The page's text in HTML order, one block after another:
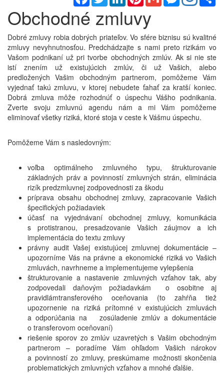
Obchodné zmluvy
Dobré zmluvy robia dobrých priateľov. Vo sfére biznisu sú kvalitné
zmluvy nevyhnutnosťou. Predchádzajte s nami preto rizikám vo
Vašom podnikaní už pri tvorbe obchodných zmlúv. Ak si nie ste
istí znením už existujúcich zmlúv, či už Vašich, alebo
predložených Vašim obchodným partnerom, pomôžeme Vám
vyjednať takú zmluvu, v ktorej nebudete ťahať za kratší koniec.
Dobrá zmluva môže rozhodnúť o úspechu Vášho podnikania.
Zverte svoju zmluvnú agendu nám a mi Vám pomôžeme
eliminovať všetky riziká, ktoré stoja v ceste k Vášmu úspechu.
Pomôžeme Vám s nasledovným:
voľba optimálneho zmluvného typu, štrukturovanie
základných práv a povinností zmluvných strán, eliminácia
rizík predzmluvnej zodpovednosti za škodu
príprava obsahu obchodnej zmluvy, zapracovanie Vašich
špecifických požiadaviek
účasť na vyjednávaní obchodnej zmluvy, komunikácia
s protistranou, presadzovanie Vašich záujmov a ich
implementácia do textu zmluvy
právny audit Vašej existujúcej zmluvnej dokumentácie –
upozorníme Vás na právne a ekonomické riziká vo Vašich
zmluvách, navrhneme a implementujeme vylepšenia
štrukturovanie a nastavenie zmluvných vzťahov tak, aby
zodpovedali daňovým požiadavkám o osobitne aj
pravidlámtransferového oceňovania (to zahŕňa tiež
upozornenie na riziká prítomné v existujúcich zmluvách
a odporúčania na zosúladenie zmlúv a dokumentácie
o transferovom oceňovaní)
riešenie sporov zo zmlúv uzavretých s Vašim obchodným
partnerom – poradíme Vám ohľadom Vašich nárokov
a povinností zo zmluvy, preskúmame možnosti skončenia
problematických zmluvných vzťahov a mnohé ďalšie.